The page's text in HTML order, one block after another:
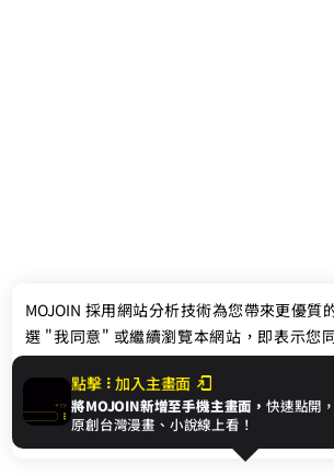
聯絡我們
© 2024 gamania Digital
點擊 加入主畫面
將MOJOIN新增至手機主畫面，快速點開
原創台灣漫畫、小說線上看！
MOJOIN 採用網站分析技術為您帶來更優質
選 "我同意" 或繼續瀏覽本網站，即表示您
Cookie，欲瞭解更多資訊請見隱私權政策。
我同意